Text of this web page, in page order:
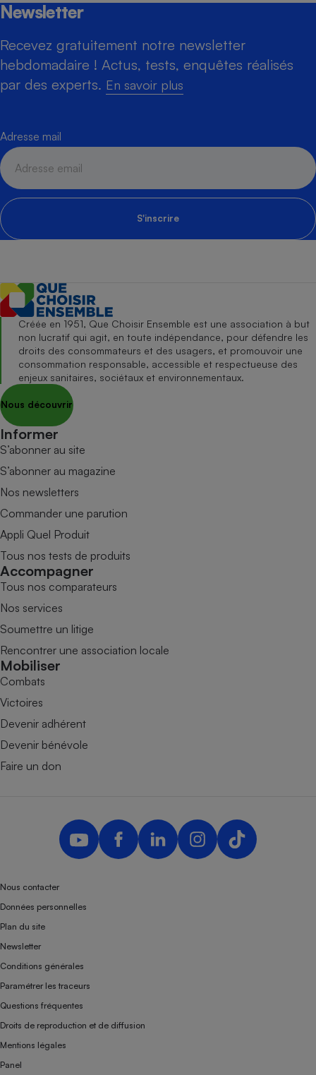
Newsletter
Recevez gratuitement notre newsletter
hebdomadaire ! Actus, tests, enquêtes réalisés
par des experts. En savoir plus
Adresse mail
S'inscrire
Créée en 1951, Que Choisir Ensemble est une association à but
non lucratif qui agit, en toute indépendance, pour défendre les
droits des consommateurs et des usagers, et promouvoir une
consommation responsable, accessible et respectueuse des
enjeux sanitaires, sociétaux et environnementaux.
Nous découvrir
Informer
S’abonner au site
S’abonner au magazine
Nos newsletters
Commander une parution
Appli Quel Produit
Tous nos tests de produits
Accompagner
Tous nos comparateurs
Nos services
Soumettre un litige
Rencontrer une association locale
Mobiliser
Combats
Victoires
Devenir adhérent
Devenir bénévole
Faire un don
Nous contacter
Données personnelles
Plan du site
Newsletter
Conditions générales
Paramétrer les traceurs
Questions fréquentes
Droits de reproduction et de diffusion
Mentions légales
Panel